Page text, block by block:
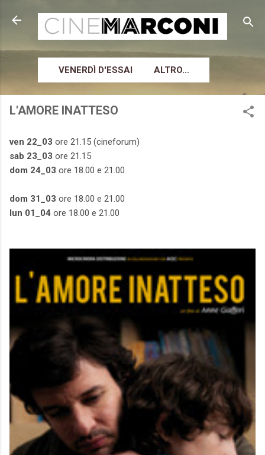
Passa ai contenuti principali
VENERDÌ D'ESSAI ALTRO…
L'AMORE INATTESO
ven 22_03 ore 21.15 (cineforum)
sab 23_03 ore 21.15
dom 24_03 ore 18.00 e 21.00
dom 31_03 ore 18.00 e 21.00
lun 01_04 ore 18.00 e 21.00